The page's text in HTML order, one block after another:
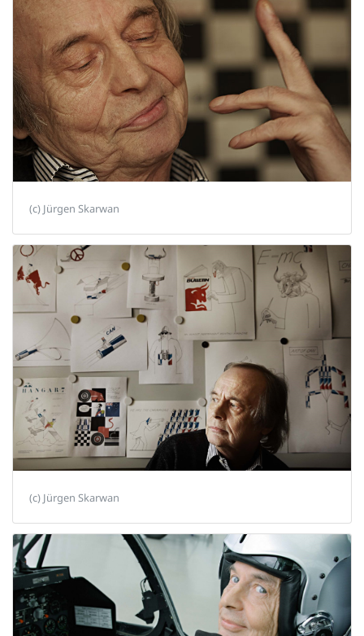
(c) Jürgen Skarwan
(c) Jürgen Skarwan